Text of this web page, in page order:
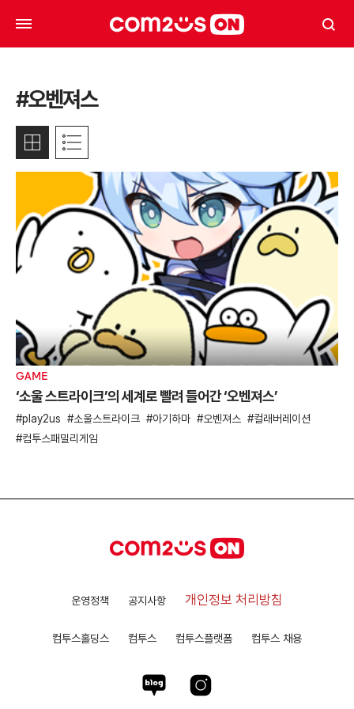
#오벤져스
GAME
‘소울 스트라이크’의 세계로 빨려 들어간 ‘오벤져스’
play2us 소울스트라이크 아기하마 오벤져스
컬래버레이션
컴투스패밀리게임
운영정책 공지사항 개인정보 처리방침
컴투스홀딩스 컴투스 컴투스플랫폼 컴투스 채용